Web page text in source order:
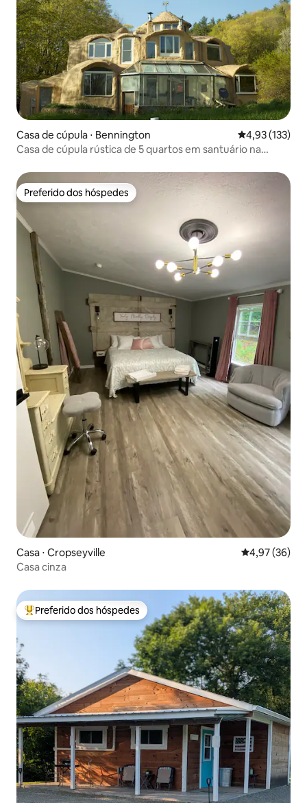
Casa de cúpula ⋅ Bennington 4,93 de uma
4,93 (133)
Casa de cúpula rústica de 5 quartos em santuário na
Preferido dos hóspedes
Preferido dos hóspedes
Casa ⋅ Cropseyville 4,97 de uma
4,97 (36)
Casa cinza
Entre os melhores preferidos dos hóspedes
Preferido dos hóspedes